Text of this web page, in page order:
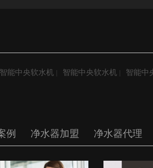
智能中央软水机 智能中央软水机 智能中
例 净水器加盟 净水器代理